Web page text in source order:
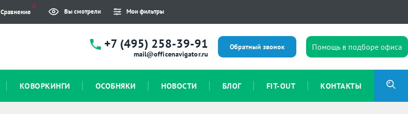
Сравнение
0
Вы смотрели Мои фильтры
+7 (495) 258-39-91
mail@officenavigator.ru
Обратный звонок Помощь в подборе офиса
КОВОРКИНГИ ОСОБНЯКИ НОВОСТИ БЛОГ FIT-OUT КОНТАКТЫ